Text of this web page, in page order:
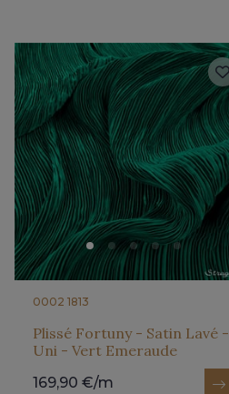
0002 1813
Plissé Fortuny - Satin Lavé -
Uni - Vert Emeraude
169,90 €/m